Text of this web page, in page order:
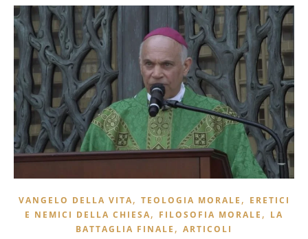
VANGELO DELLA VITA, TEOLOGIA MORALE , ERETICI
E NEMICI DELLA CHIESA, FILOSOFIA MORALE , LA
BATTAGLIA FINALE , ARTICOLI